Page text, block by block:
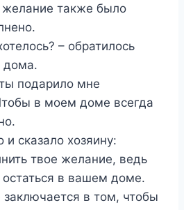
желание также было
– обратилось
дома.
подарило мне
в моем доме всегда
сказало хозяину:
твое желание, ведь
в вашем доме.
заключается в том, чтобы